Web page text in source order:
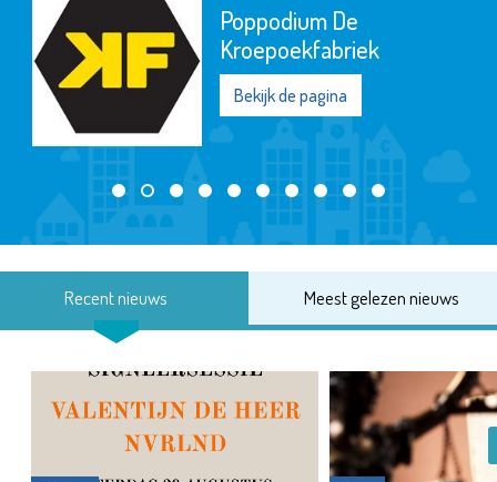
Poppodium De
Kroepoekfabriek
Bekijk de pagina
Recent nieuws Meest gelezen nieuws